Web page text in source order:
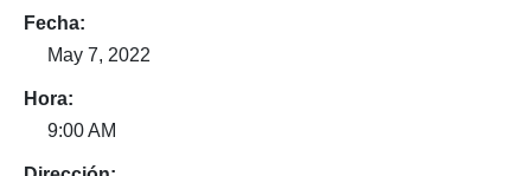
Fecha:
May 7, 2022
Hora:
9:00 AM